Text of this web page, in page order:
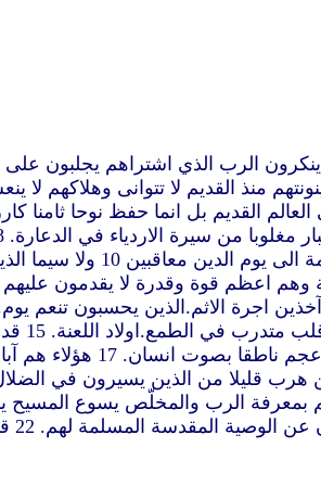
الظلام طرحهم في جهنم وسلمهم محروسين للقضاء 5 ولم يشفق على العالم
ساكن بينهم يعذب يوما فيوما نفسه البارة
هؤلاء فكحيوانات غير ناطقة طبيعية مولودة للصيد والهلاك يفترون على ما يجهلون فسيهلكون في
غرورهم
تابعين طريق بلعام بن بصور الذي احب اجرة
اذا كانوا بعدما هربوا من نجاسات العالم بمعرفة الرب